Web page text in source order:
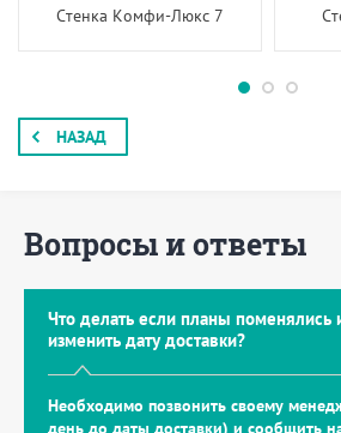
Cтенка Комфи-Люкс 7
НАЗАД
Вопросы и ответы
Что делать если планы
изменить дату доставки?
Необходимо позвонить своему
день до даты доставки) и сообщить